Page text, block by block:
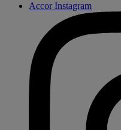
Accor Instagram